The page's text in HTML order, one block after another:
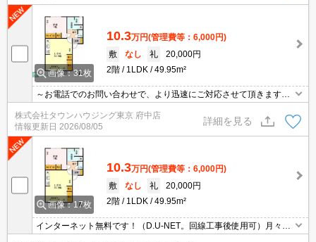
画像：31枚
10.3万円(管理費等：6,000円)
敷
なし 礼
20,000円
2階
1LDK 49.95m²
～お電話でのお問い合わせで、より迅速にご対応させて頂きます～
地域密着タウンハウジングまで～
株式会社タウンハウジング東京 府中店
情報更新日 2026/08/05
詳細を見る
画像：17枚
10.3万円(管理費等：6,000円)
敷
なし 礼
20,000円
2階
1LDK 49.95m²
インターネット無料です！（D.U-NET。回線工事後使用可）月々の
費用負担を軽減できます♪お食事にもお買い物にも便利な立地です☆